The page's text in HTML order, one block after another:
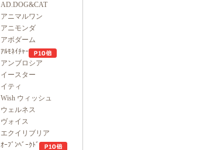
AD.DOG&CAT
アニマルワン
アニモンダ
アボダーム
ｱﾙﾓﾈｲﾁｬｰ
アンブロシア
イースター
イティ
Wish ウィッシュ
ウェルネス
ヴォイス
エクイリブリア
ｵｰﾌﾞﾝﾍﾞｰｸﾄﾞ